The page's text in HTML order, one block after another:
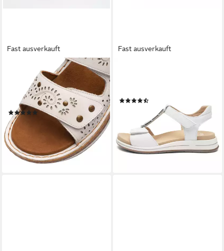
Fast ausverkauft
HAWAII Pantolette Keilabsatz,
Schlupfschuh, Sommerschuh,
in G-Weite (weit)
(7)
ab 61,55 € UVP79,95 €
-23%
lieferbar - in 2-3 Werktagen bei dir
Fast ausverkauft
lieferbar - in 2-3 Werktagen bei dir